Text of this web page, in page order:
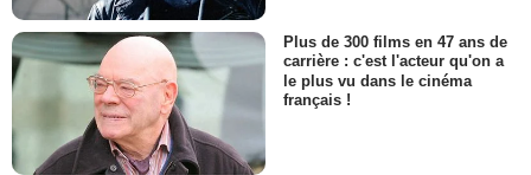
Plus de 300 films en 47 ans de
carrière : c'est l'acteur qu'on a
le plus vu dans le cinéma
français !